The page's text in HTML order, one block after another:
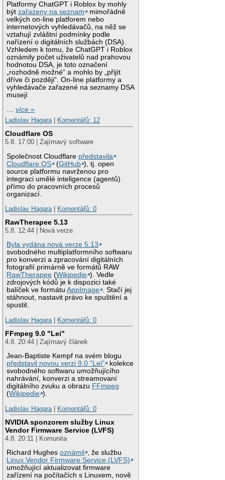
Platformy ChatGPT i Roblox by mohly
býtzařazeny na seznam
mimořádně
velkých on-line platforem nebo
internetových vyhledávačů, na něž se
vztahují zvláštní podmínky podle
nařízení o digitálních službách (DSA).
Vzhledem k tomu, že ChatGPT i Roblox
oznámily počet uživatelů nad prahovou
hodnotou DSA, je toto označení
„rozhodně možné“ a mohlo by „přijít
dříve či později“. On-line platformy a
vyhledávače zařazené na seznamy DSA
musejí
…více »
Ladislav Hagara| Komentářů: 12
Cloudflare OS
5.8. 17:00 | Zajímavý software
Společnost Cloudflare představila
Cloudflare OS
(GitHub ), tj. open
source platformu navrženou pro
integraci umělé inteligence (agentů)
přímo do pracovních procesů
organizací.
Ladislav Hagara| Komentářů: 0
RawTherapee 5.13
5.8. 12:44 | Nová verze
Byla vydána nová verze 5.13
svobodného multiplatformního softwaru
pro konverzi a zpracování digitálních
fotografií primárně ve formátů RAW
RawTherapee (Wikipedie ). Vedle
zdrojových kódů je k dispozici také
balíček ve formátuAppImage . Stačí jej
stáhnout, nastavit právo ke spuštění a
spustit.
Ladislav Hagara| Komentářů: 0
FFmpeg 9.0 "Lei"
4.8. 20:44 | Zajímavý článek
Jean-Baptiste Kempf na svém blogu
představil novou verzi 9.0 "Lei"
kolekce
svobodného softwaru umožňujícího
nahrávání, konverzi a streamovaní
digitálního zvuku a obrazu FFmpeg
(Wikipedie ).
Ladislav Hagara| Komentářů: 0
NVIDIA sponzorem služby Linux
Vendor Firmware Service (LVFS)
4.8. 20:11 | Komunita
Richard Hughesoznámil
, že službu
Linux Vendor Firmware Service (LVFS)
umožňující aktualizovat firmware
zařízení na počítačích s Linuxem, nově